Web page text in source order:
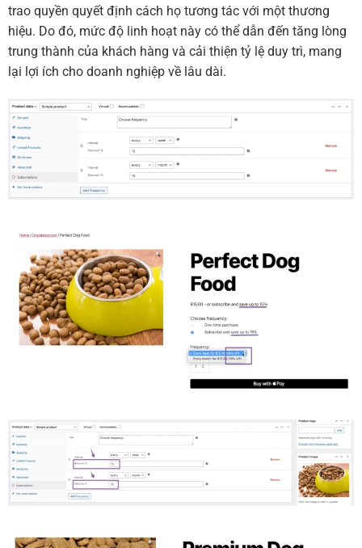
trao quyền quyết định cách họ tương tác với một thương
hiệu. Do đó, mức độ linh hoạt này có thể dẫn đến tăng lòng
trung thành của khách hàng và cải thiện tỷ lệ duy trì, mang
lại lợi ích cho doanh nghiệp về lâu dài.